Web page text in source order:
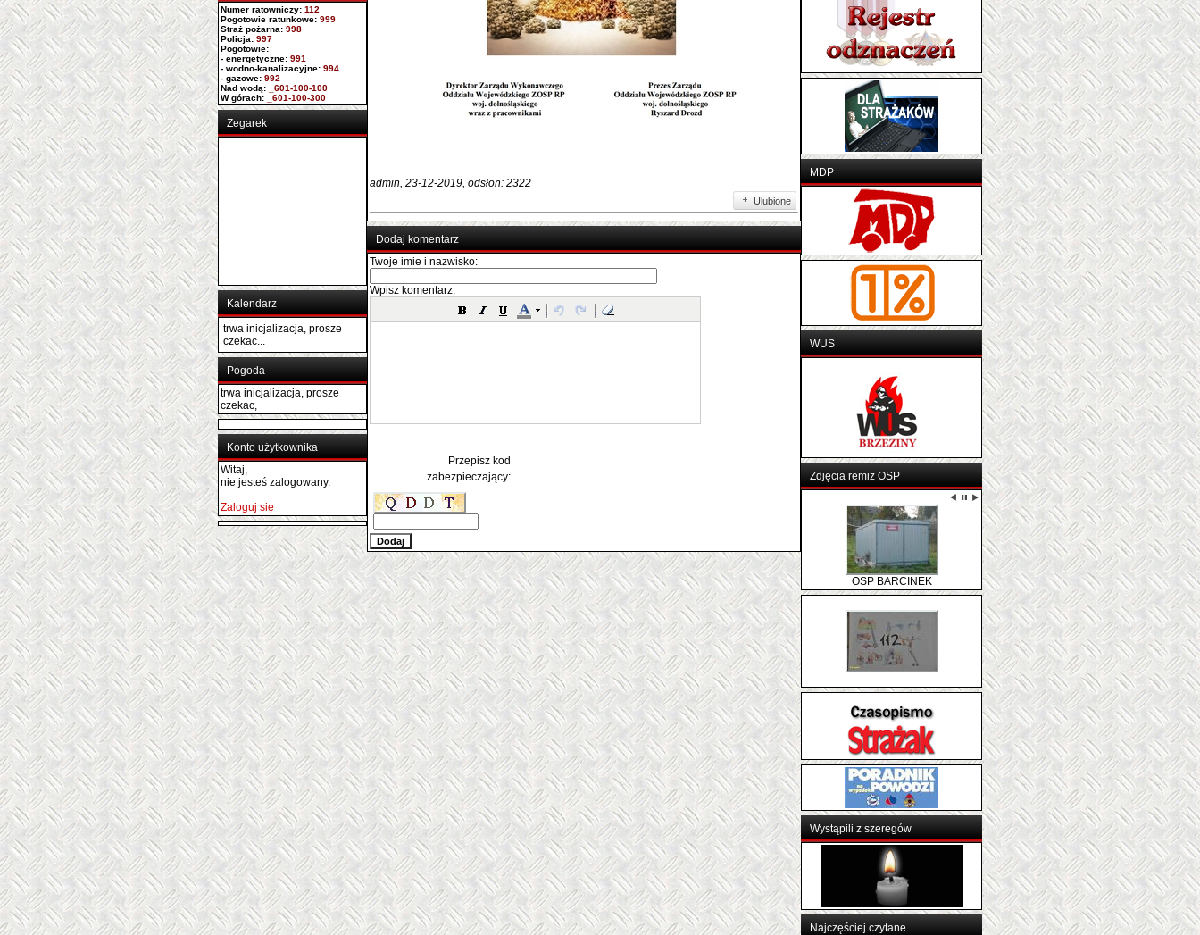
Numer ratowniczy: 112
Pogotowie ratunkowe: 999
Straż pożarna: 998
Policja: 997
Pogotowie:
- energetyczne: 991
- wodno-kanalizacyjne: 994
- gazowe: 992
Nad wodą: _601-100-100
W górach: _601-100-300
Zegarek
Kalendarz
trwa inicjalizacja, prosze
czekac...
Pogoda
trwa inicjalizacja, prosze
czekac,
Konto użytkownika
Witaj,
nie jesteś zalogowany.
Zaloguj się
admin, 23-12-2019, odsłon: 2322
Ulubione
Dodaj komentarz
Twoje imie i nazwisko:
Wpisz komentarz:
Przepisz kod
zabezpieczający:
MDP
WUS
Zdjęcia remiz OSP
OSP BARCINEK
Wystąpili z szeregów
Najczęściej czytane